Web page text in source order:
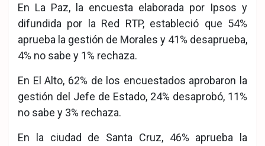
En La Paz, la encuesta elaborada por Ipsos y
difundida por la Red RTP, estableció que 54%
aprueba la gestión de Morales y 41% desaprueba,
4% no sabe y 1% rechaza.
En El Alto, 62% de los encuestados aprobaron la
gestión del Jefe de Estado, 24% desaprobó, 11%
no sabe y 3% rechaza.
En la ciudad de Santa Cruz, 46% aprueba la